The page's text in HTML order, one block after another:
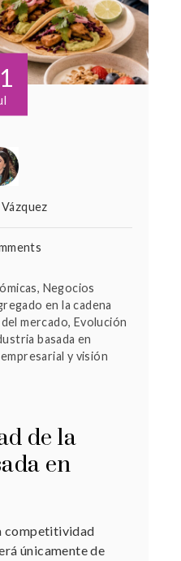
, Negocios
en la cadena
mercado, Evolución
basada en
y visión
de la
en
competitividad
únicamente de